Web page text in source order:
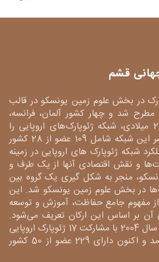
قشم
در بخش علوم زمین یونسکو در قالب
شد و چهار کشور آلمان، فرانسه،
اسپانیا و یونان در سال 2000 میلادی، شبکه ژئوپارک‌های اروپایی را
معرفی نمودند و در حال حاضر این شبکه شامل 109 عضو از 28 کشور
شبکه ژئوپارک های اروپایی در زمینه
و نقش اقتصادی آنها از یک طرف و
منجر به شکل گیری یک گروه بین
در بخش علوم زمین یونسکو شد. این
مفهوم جامع حفاظت، آموزش و توسعه
آن بر اساس این ارکان تعریف می‌شود.
شبکه ژئوپارک های جهانی در سال 2004 با مشارکت 17 ژئوپارک اروپایی
و 8 ژئوپارک از چین پدید آمد و اکنون دارای 229 عضو از 50 کشور